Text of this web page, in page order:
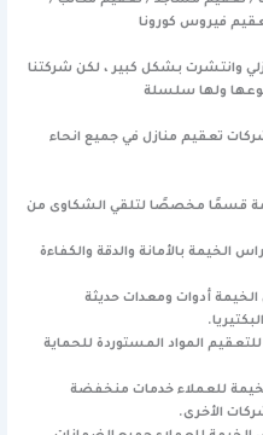
فيروس كورونا
وانتشرت بشكل كبير ، لكن شركتنا
نوعها ولها سلسلة
تعقيم منازل في جميع انحاء
قسمًا مخصصًا لتلقي الشكاوى من
الخيمة بالأمانة والدقة والكفاءة
أدوات ومعدات حديثة
المواد المستوردة للحماية
للعملاء خدمات منخفضة
الأخرى.